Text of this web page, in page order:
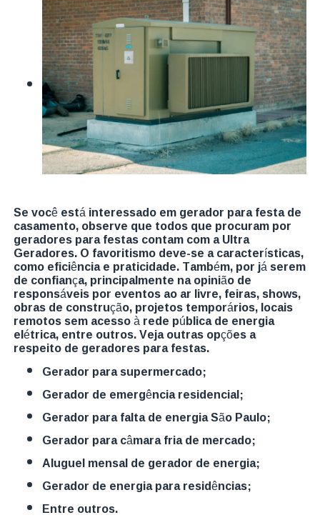
Se você está interessado em gerador para festa de
casamento, observe que todos que procuram por
geradores para festas contam com a Ultra
Geradores. O favoritismo deve-se a características,
como eficiência e praticidade. Também, por já serem
de confiança, principalmente na opinião de
responsáveis por eventos ao ar livre, feiras, shows,
obras de construção, projetos temporários, locais
remotos sem acesso à rede pública de energia
elétrica, entre outros. Veja outras opções a
respeito de geradores para festas.
gerador para supermercado;
gerador de emergência residencial;
gerador para falta de energia São Paulo;
gerador para câmara fria de mercado;
aluguel mensal de gerador de energia;
gerador de energia para residências;
entre outros.